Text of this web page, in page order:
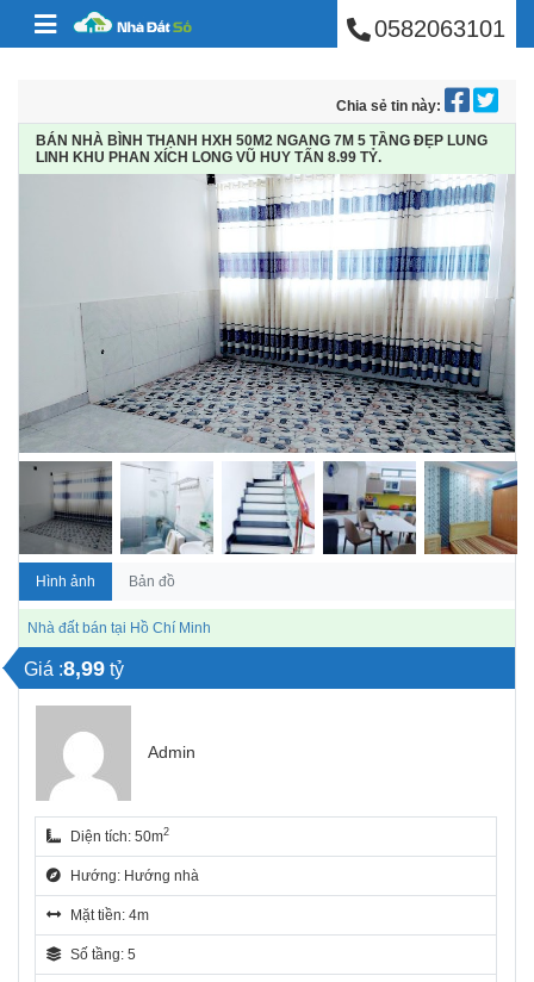
Skip to content BÁN NHÀ PHÚ0582063101
Chia sẻ tin này:
BÁN NHÀ BÌNH THẠNH HXH 50M2 NGANG 7M 5 TẦNG ĐẸP LUNG
LINH KHU PHAN XÍCH LONG VŨ HUY TẤN 8.99 TỶ.
Hình ảnh Bản đồ
Nhà đất bán tại Hồ Chí Minh
Giá :8,99 tỷ
Admin
Diện tích: 50m2
Hướng: Hướng nhà
Mặt tiền: 4m
Số tầng: 5